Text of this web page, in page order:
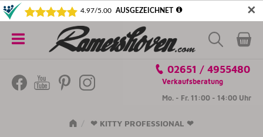
✕
5€ SICHERN! NEWSLETTER ABONNIEREN
Kategorien
02651 / 4955480
Verkaufsberatung
Mo. - Fr. 11:00 - 14:00 Uhr
❤ KITTY PROFESSIONAL ❤